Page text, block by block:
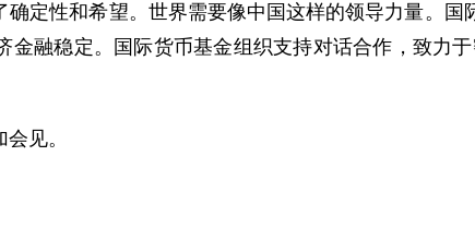
定性和希望。世界需要像中国这样的领导力量。
金融稳定。国际货币基金组织支持对话合作，致力
见。